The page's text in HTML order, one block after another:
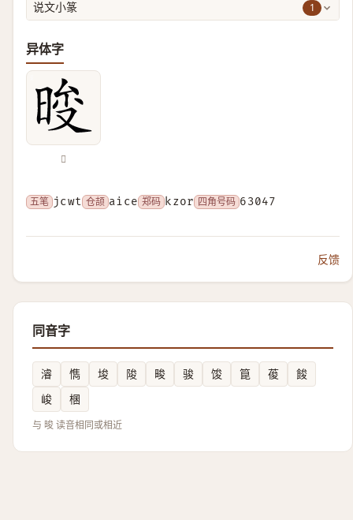
说文小篆 1
异体字
𣇚
五笔 jcwt 仓颉 aice 郑码 kzor 四角号码 63047
反馈
同音字
濬 懏 埈 陖 畯 骏 馂 箟 葰
餕
峻
棞
与 晙 读音相同或相近